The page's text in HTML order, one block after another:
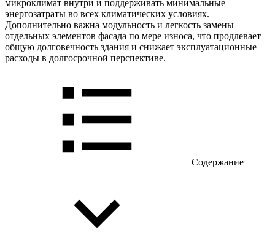
микроклимат внутри и поддерживать минимальные
энергозатраты во всех климатических условиях.
Дополнительно важна модульность и легкость замены
отдельных элементов фасада по мере износа, что продлевает
общую долговечность здания и снижает эксплуатационные
расходы в долгосрочной перспективе.
Содержание